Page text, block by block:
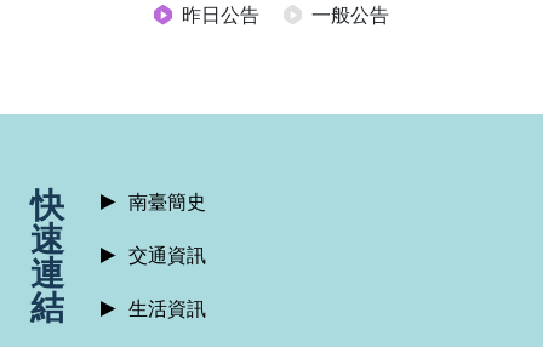
昨日公告
一般公告
快
速
連
結
南臺簡史
交通資訊
生活資訊